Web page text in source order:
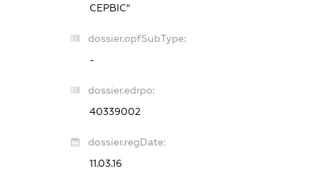
СЕРВІС"
dossier.opfSubType:
-
dossier.edrpo:
40339002
dossier.regDate:
11.03.16